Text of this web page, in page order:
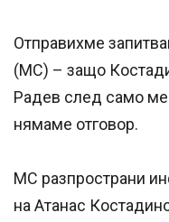
Отправихме
(МС) – защо
Радев след само
нямаме отговор.
МС разпространи
на Атанас